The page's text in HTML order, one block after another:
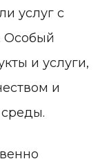
услуг с
Особый
и услуги,
и